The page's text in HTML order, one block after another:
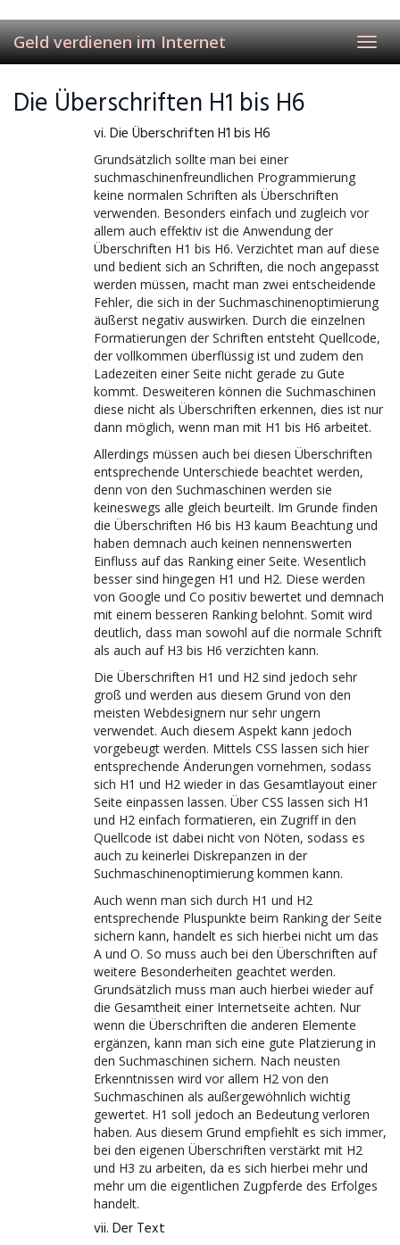
to
main
content
Geld verdienen im Internet
Die Überschriften H1 bis H6
vi. Die Überschriften H1 bis H6
Grundsätzlich sollte man bei einer
suchmaschinenfreundlichen Programmierung
keine normalen Schriften als Überschriften
verwenden. Besonders einfach und zugleich vor
allem auch effektiv ist die Anwendung der
Überschriften H1 bis H6. Verzichtet man auf diese
und bedient sich an Schriften, die noch angepasst
werden müssen, macht man zwei entscheidende
Fehler, die sich in der Suchmaschinenoptimierung
äußerst negativ auswirken. Durch die einzelnen
Formatierungen der Schriften entsteht Quellcode,
der vollkommen überflüssig ist und zudem den
Ladezeiten einer Seite nicht gerade zu Gute
kommt. Desweiteren können die Suchmaschinen
diese nicht als Überschriften erkennen, dies ist nur
dann möglich, wenn man mit H1 bis H6 arbeitet.
Allerdings müssen auch bei diesen Überschriften
entsprechende Unterschiede beachtet werden,
denn von den Suchmaschinen werden sie
keineswegs alle gleich beurteilt. Im Grunde finden
die Überschriften H6 bis H3 kaum Beachtung und
haben demnach auch keinen nennenswerten
Einfluss auf das Ranking einer Seite. Wesentlich
besser sind hingegen H1 und H2. Diese werden
von Google und Co positiv bewertet und demnach
mit einem besseren Ranking belohnt. Somit wird
deutlich, dass man sowohl auf die normale Schrift
als auch auf H3 bis H6 verzichten kann.
Die Überschriften H1 und H2 sind jedoch sehr
groß und werden aus diesem Grund von den
meisten Webdesignern nur sehr ungern
verwendet. Auch diesem Aspekt kann jedoch
vorgebeugt werden. Mittels CSS lassen sich hier
entsprechende Änderungen vornehmen, sodass
sich H1 und H2 wieder in das Gesamtlayout einer
Seite einpassen lassen. Über CSS lassen sich H1
und H2 einfach formatieren, ein Zugriff in den
Quellcode ist dabei nicht von Nöten, sodass es
auch zu keinerlei Diskrepanzen in der
Suchmaschinenoptimierung kommen kann.
Auch wenn man sich durch H1 und H2
entsprechende Pluspunkte beim Ranking der Seite
sichern kann, handelt es sich hierbei nicht um das
A und O. So muss auch bei den Überschriften auf
weitere Besonderheiten geachtet werden.
Grundsätzlich muss man auch hierbei wieder auf
die Gesamtheit einer Internetseite achten. Nur
wenn die Überschriften die anderen Elemente
ergänzen, kann man sich eine gute Platzierung in
den Suchmaschinen sichern. Nach neusten
Erkenntnissen wird vor allem H2 von den
Suchmaschinen als außergewöhnlich wichtig
gewertet. H1 soll jedoch an Bedeutung verloren
haben. Aus diesem Grund empfiehlt es sich immer,
bei den eigenen Überschriften verstärkt mit H2
und H3 zu arbeiten, da es sich hierbei mehr und
mehr um die eigentlichen Zugpferde des Erfolges
handelt.
vii. Der Text